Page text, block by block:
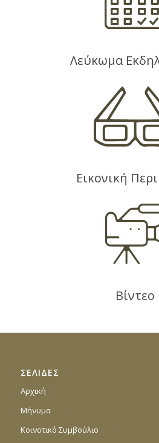
Λεύκωμα
Εικονική
Βίντεο
ΣΕΛΙΔΕΣ
Αρχική
Μήνυμα
Κοινοτικό Συμβούλιο